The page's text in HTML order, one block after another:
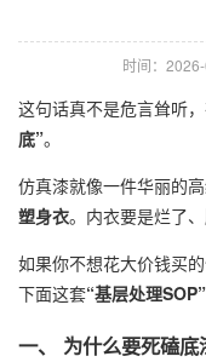
时间：
这句话真不是危言耸听
底”。
仿真漆就像一件华丽的
塑身衣。内衣要是烂了
如果你不想花大价钱买
下面这套“基层处理SOP”
一、 为什么要死磕底